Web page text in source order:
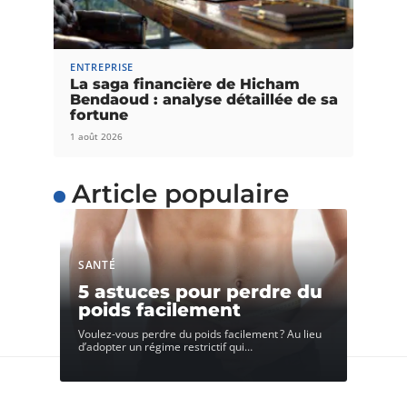
ENTREPRISE
La saga financière de Hicham
Bendaoud : analyse détaillée de sa
fortune
1 août 2026
Article populaire
SANTÉ
5 astuces pour perdre du
poids facilement
Voulez-vous perdre du poids facilement ? Au lieu
d’adopter un régime restrictif qui…